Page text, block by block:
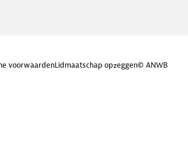
voorwaardenLidmaatschap opzeggen© ANWB